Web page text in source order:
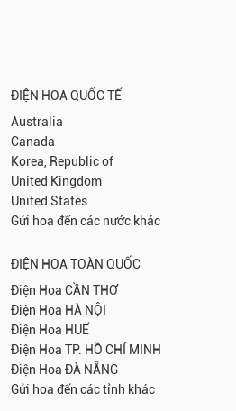
ĐIỆN HOA QUỐC TẾ
Australia
Canada
Korea, Republic of
United Kingdom
United States
Gửi hoa đến các nước khác
ĐIỆN HOA TOÀN QUỐC
Điện Hoa CẦN THƠ
Điện Hoa HÀ NỘI
Điện Hoa HUẾ
Điện Hoa TP. HỒ CHÍ MINH
Điện Hoa ĐÀ NẴNG
Gửi hoa đến các tỉnh khác